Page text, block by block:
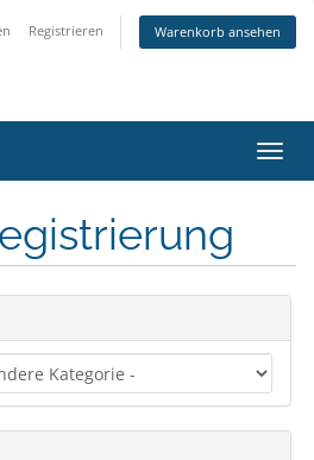
Registrieren Warenkorb ansehen
ein-/